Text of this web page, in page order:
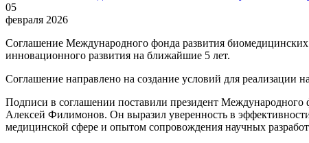
05
февраля 2026
Соглашение Международного фонда развития
инновационного развития на ближайшие 5 лет.
Соглашение направлено на создание условий для
Подписи в соглашении поставили президент
Алексей Филимонов. Он выразил уверенность в
медицинской сфере и опытом сопровождения научных